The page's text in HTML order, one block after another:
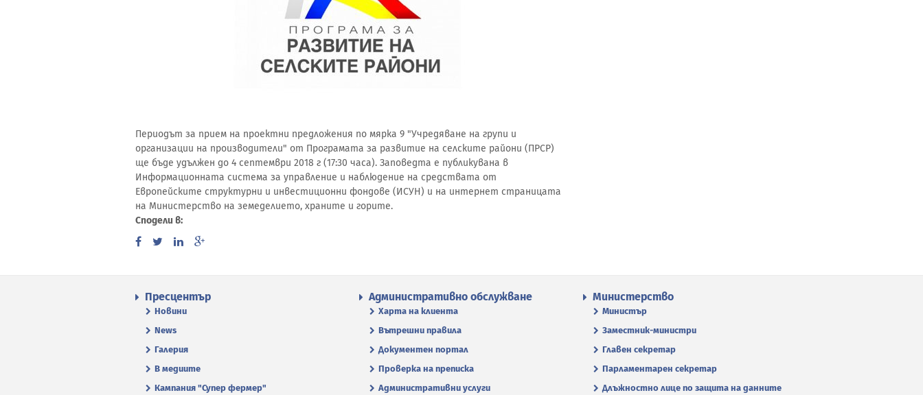
Периодът за прием на проектни предложения по мярка 9 "Учредяване на групи и
организации на производители" от Програмата за развитие на селските райони (ПРСР)
ще бъде удължен до 4 септември 2018 г (17:30 часа). Заповедта е публикувана в
Информационната система за управление и наблюдение на средствата от
Европейските структурни и инвестиционни фондове (ИСУН) и на интернет страницата
на Министерство на земеделието, храните и горите.
Сподели в:
Пресцентър
Новини
News
Галерия
В медиите
Кампания "Супер фермер"
Административно обслужване
Харта на клиента
Вътрешни правила
Документен портал
Проверка на преписка
Административни услуги
Министерство
Министър
Заместник-министри
Главен секретар
Парламентарен секретар
Длъжностно лице по защита на данните